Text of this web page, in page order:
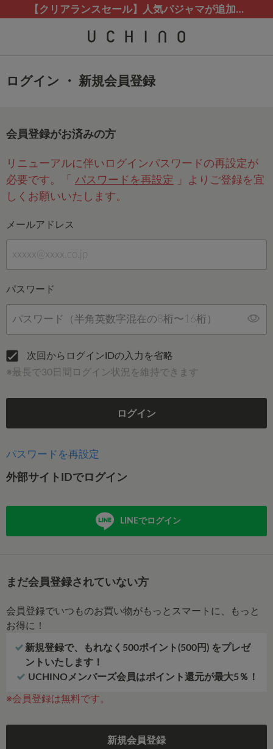
【クリアランスセール】人気パジャマが追加！
カスタマーサポート夏季休業(お電話)のお知らせ
熊本地震等の影響によるお荷物配送について【クリアランスセール】人気パジャマが追加！
カスタマーサポート夏季休業(お電話)のお知らせ
ログイン ・ 新規会員登録
会員登録がお済みの方
リニューアルに伴いログインパスワードの再設定が
必要です。「 パスワードを再設定
」よりご登録を宜
しくお願いいたします。
メールアドレス
パスワード
次回からログインIDの入力を省略
※最長で30日間ログイン状況を維持できます
ログイン
パスワードを再設定
外部サイトIDでログイン
LINEでログイン
まだ会員登録されていない方
会員登録でいつものお買い物がもっとスマートに、もっと
お得に！
新規登録で、もれなく500ポイント(500円) をプレゼ
ントいたします！
UCHINOメンバーズ会員はポイント還元が最大5％！
※会員登録は無料です。
新規会員登録